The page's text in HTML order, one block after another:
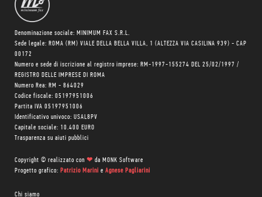
Denominazione sociale: MINIMUM FAX S.R.L.
Sede legale: ROMA (RM) VIALE DELLA BELLA VILLA, 1 (ALTEZZA VIA CASILINA 939) - CAP
00172
Numero e sede di iscrizione al registro imprese: RM-1997-155274 DEL 25/02/1997 /
REGISTRO DELLE IMPRESE DI ROMA
Numero Rea: RM - 864029
Codice fiscale: 05197951006
Partita IVA 05197951006
Identificativo univoco: USAL8PV
Capitale sociale: 10.400 EURO
Trasparenza su aiuti pubblici
Copyright © realizzato con ❤ da MONK Software
Progetto grafico: Patrizio Marini e Agnese Pagliarini
Chi siamo